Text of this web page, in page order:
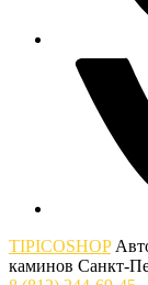
TIPICOSHOP
каминов Санкт-